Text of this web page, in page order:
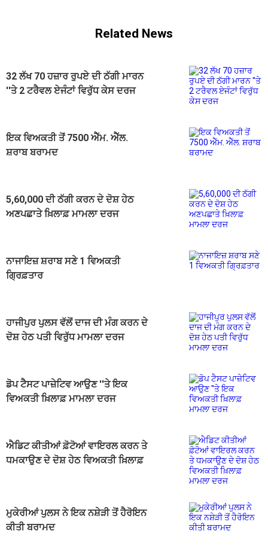
Related News
32 ਲੱਖ 70 ਹਜ਼ਾਰ ਰੁਪਏ ਦੀ ਠੱਗੀ ਮਾਰਨ
''ਤੇ 2 ਟਰੈਵਲ ਏਜੰਟਾਂ ਵਿਰੁੱਧ ਕੇਸ ਦਰਜ
ਇਕ ਵਿਅਕਤੀ ਤੋਂ 7500 ਐੱਮ. ਐੱਲ.
ਸ਼ਰਾਬ ਬਰਾਮਦ
5,60,000 ਦੀ ਠੱਗੀ ਕਰਨ ਦੇ ਦੋਸ਼ ਹੇਠ
ਅਣਪਛਾਤੇ ਖ਼ਿਲਾਫ਼ ਮਾਮਲਾ ਦਰਜ
ਨਾਜਾਇਜ਼ ਸ਼ਰਾਬ ਸਣੇ 1 ਵਿਅਕਤੀ
ਗ੍ਰਿਫ਼ਤਾਰ
ਹਾਜੀਪੁਰ ਪੁਲਸ ਵੱਲੋਂ ਦਾਜ ਦੀ ਮੰਗ ਕਰਨ ਦੇ
ਦੋਸ਼ ਹੇਠ ਪਤੀ ਵਿਰੁੱਧ ਮਾਮਲਾ ਦਰਜ
ਡੋਪ ਟੈਸਟ ਪਾਜ਼ੇਟਿਵ ਆਉਣ ''ਤੇ ਇਕ
ਵਿਅਕਤੀ ਖ਼ਿਲਾਫ਼ ਮਾਮਲਾ ਦਰਜ
ਐਡਿਟ ਕੀਤੀਆਂ ਫ਼ੋਟੋਆਂ ਵਾਇਰਲ ਕਰਨ ਤੇ
ਧਮਕਾਉਣ ਦੇ ਦੋਸ਼ ਹੇਠ ਵਿਅਕਤੀ ਖ਼ਿਲਾਫ਼
ਮੁਕੇਰੀਆਂ ਪੁਲਸ ਨੇ ਇਕ ਨਸ਼ੇੜੀ ਤੋਂ ਹੈਰੋਇਨ
ਕੀਤੀ ਬਰਾਮਦ